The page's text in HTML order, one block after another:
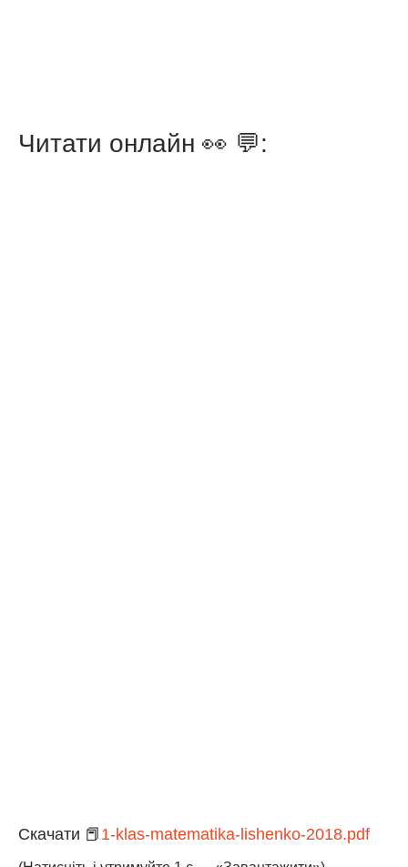
Читати онлайн 👀 💬:
Скачати 📕 1-klas-matematika-lishenko-2018.pdf